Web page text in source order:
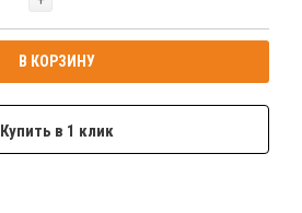
В КОРЗИНУ
Купить в 1 клик